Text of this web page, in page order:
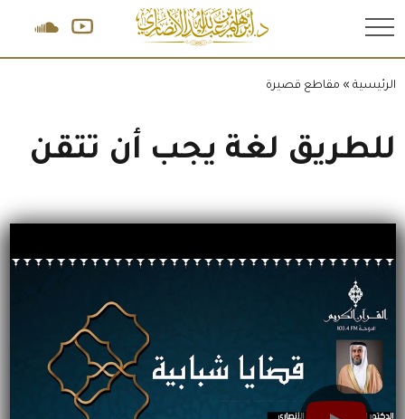
الرئيسية » مقاطع قصيرة
للطريق لغة يجب أن تتقن